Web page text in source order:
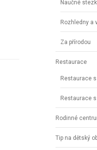
Naučné
Rozhledny a
Za přírodou
Restaurace
Restaurace
Restaurace
Rodinné
Tip na dětský